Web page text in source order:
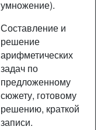
умножение).
Составление и
решение
арифметических
задач по
предложенному
сюжету, готовому
решению, краткой
записи.